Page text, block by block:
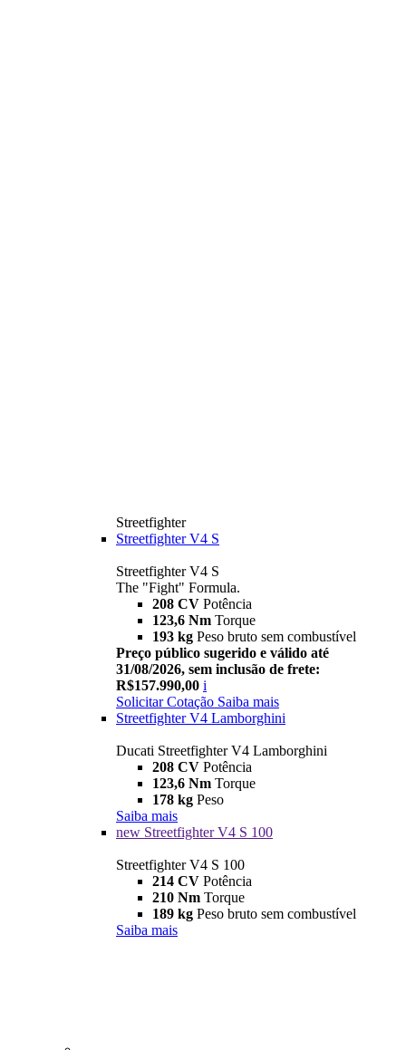
Streetfighter
Streetfighter V4 S
Streetfighter V4 S
The "Fight" Formula.
208 CV Potência
123,6 Nm Torque
193 kg Peso bruto sem combustível
Preço público sugerido e válido até
31/08/2026, sem inclusão de frete:
R$157.990,00 i
Solicitar Cotação Saiba mais
Streetfighter V4 Lamborghini
Ducati Streetfighter V4 Lamborghini
208 CV Potência
123,6 Nm Torque
178 kg Peso
Saiba mais
new Streetfighter V4 S 100
Streetfighter V4 S 100
214 CV Potência
210 Nm Torque
189 kg Peso bruto sem combustível
Saiba mais